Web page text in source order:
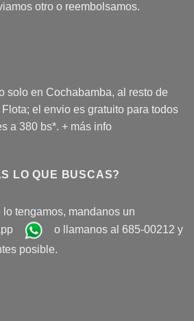
otro o reembolsamos.
solo en Cochabamba, al resto de
el envio es gratuito para todos
a 380 bs*. + más info
LO QUE BUSCAS?
tengamos, mandanos un
o llamanos al 685-00212 y
posible.